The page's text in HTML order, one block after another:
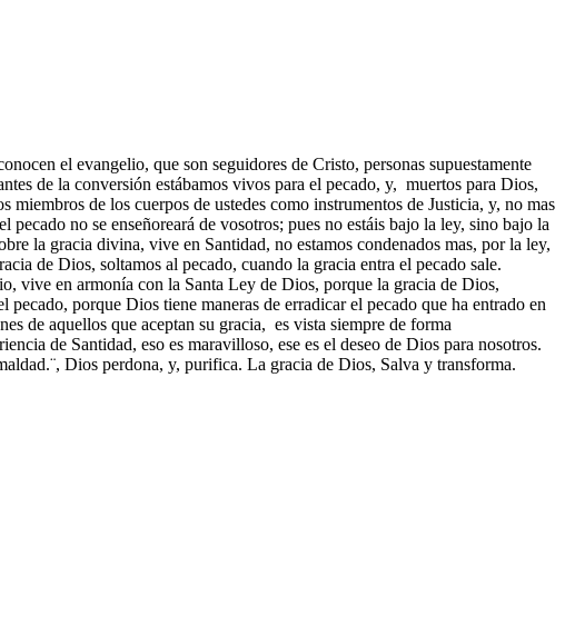
el evangelio, que son seguidores de Cristo, personas supuestamente
de la conversión estábamos vivos para el pecado, y, muertos para Dios,
de los cuerpos de ustedes como instrumentos de Justicia, y, no mas
no se enseñoreará de vosotros; pues no estáis bajo la ley, sino bajo la
la gracia divina, vive en Santidad, no estamos condenados mas, por la ley,
de Dios, soltamos al pecado, cuando la gracia entra el pecado sale.
vive en armonía con la Santa Ley de Dios, porque la gracia de Dios,
porque Dios tiene maneras de erradicar el pecado que ha entrado en
de aquellos que aceptan su gracia, es vista siempre de forma
de Santidad, eso es maravilloso, ese es el deseo de Dios para nosotros.
Dios perdona, y, purifica. La gracia de Dios, Salva y transforma.